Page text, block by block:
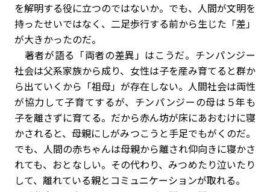
を解明する役に立つのではないか。でも、人間が文明を
持ったせいではなく、二足歩行する前から生じた「差」
が大きかったのだ。
著者が語る「両者の差異」はこうだ。チンパンジー
社会は父系家族から成り、女性は子を産み育てると群か
ら出ていくから「祖母」が存在しない。人間社会は両性
が協力して子育てするが、チンパンジーの母は５年も
子を離さずに育てる。だから赤ん坊が床にあおむけに寝
かされると、母親にしがみつこうと手足でもがくのだ。
でも、人間の赤ちゃんは母親から離され仰向きに寝かさ
れても、おとなしい。その代わり、みつめたり泣いたり
して、離れている親とコミュニケーションが取れる。